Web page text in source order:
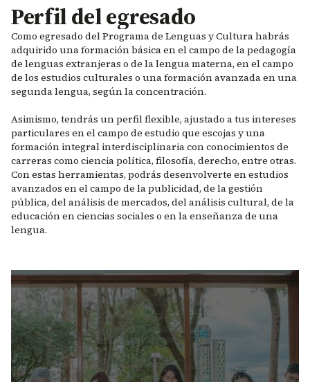
Perfil del egresado
Como egresado del Programa de Lenguas y Cultura habrás
adquirido una formación básica en el campo de la pedagogía
de lenguas extranjeras o de la lengua materna, en el campo
de los estudios culturales o una formación avanzada en una
segunda lengua, según la concentración.
Asimismo, tendrás un perfil flexible, ajustado a tus intereses
particulares en el campo de estudio que escojas y una
formación integral interdisciplinaria con conocimientos de
carreras como ciencia política, filosofía, derecho, entre otras.
Con estas herramientas, podrás desenvolverte en estudios
avanzados en el campo de la publicidad, de la gestión
pública, del análisis de mercados, del análisis cultural, de la
educación en ciencias sociales o en la enseñanza de una
lengua.